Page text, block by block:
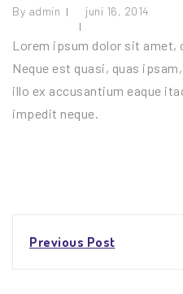
By admin juni 16, 2014
Lorem ipsum dolor sit
Neque est quasi, quas
illo ex accusantium eaque
impedit neque.
navigation
Previous Post